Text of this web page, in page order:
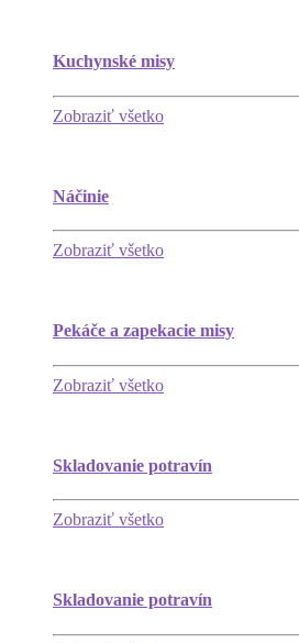
Kuchynské misy
Zobraziť všetko
Náčinie
Zobraziť všetko
Pekáče a zapekacie misy
Zobraziť všetko
Skladovanie potravín
Zobraziť všetko
Skladovanie potravín